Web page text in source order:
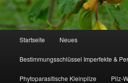
Startseite Neues
Bestimmungsschlüssel Imperfekte &
Phytoparasitische Kleinpilze Pilz-